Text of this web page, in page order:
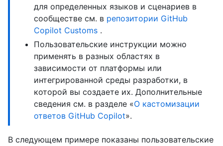
для определенных языков и сценариев в
сообществе см. в репозитории GitHub
Copilot Customs .
Пользовательские инструкции можно
применять в разных областях в
зависимости от платформы или
интегрированной среды разработки, в
которой вы создаете их. Дополнительные
сведения см. в разделе «О кастомизации
ответов GitHub Copilot».
В следующем примере показаны пользовательские